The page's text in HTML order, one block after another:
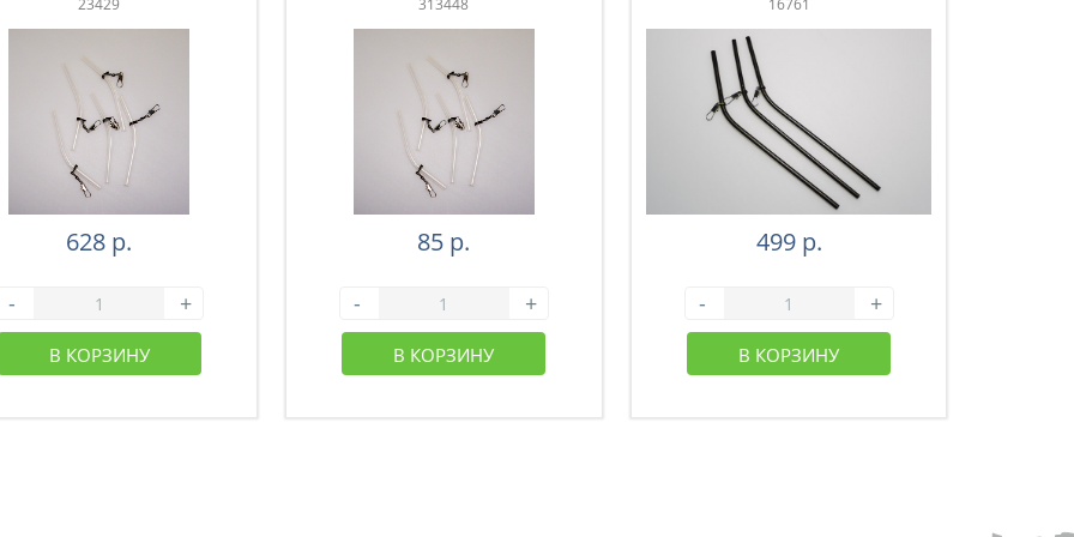
23429
628 р.
- +
В КОРЗИНУ
313448
85 р.
- +
В КОРЗИНУ
16761
499 р.
- +
В КОРЗИНУ